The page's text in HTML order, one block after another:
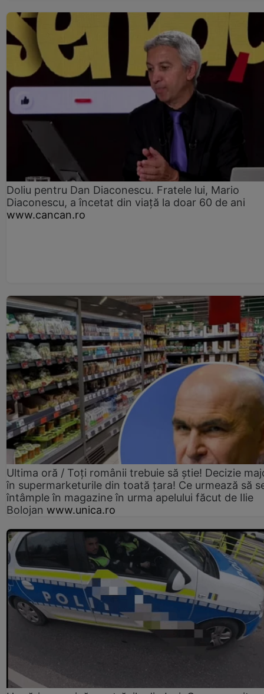
Doliu pentru Dan Diaconescu. Fratele lui, Mario
Diaconescu, a încetat din viață la doar 60 de ani
www.cancan.ro
Ultima oră / Toți românii trebuie să știe! Decizie
în supermarketurile din toată țara! Ce urmează să
întâmple în magazine în urma apelului făcut de Ilie
Bolojan www.unica.ro